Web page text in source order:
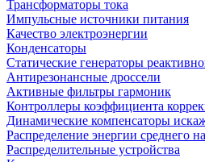
Трансформаторы тока
Импульсные источники питания
Качество электроэнергии
Конденсаторы
Статические генераторы
Антирезонансные дроссели
Активные фильтры гармоник
Контроллеры коэффициента
Динамические компенсаторы
Распределение энергии среднего
Распределительные устройства